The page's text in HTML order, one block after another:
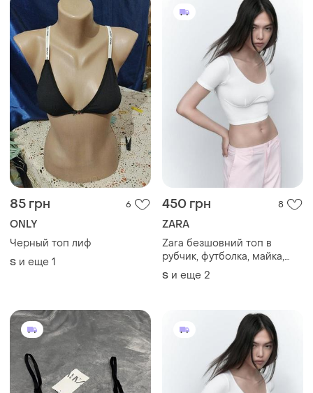
85 грн 6
ONLY
Черный топ лиф
S и еще 1
450 грн 8
ZARA
Zara безшовний топ в
рубчик, футболка, майка,
спортивний ліф
S и еще 2